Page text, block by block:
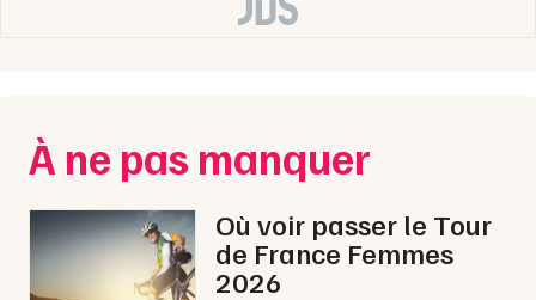
À ne pas manquer
Où voir passer le Tour
de France Femmes
2026